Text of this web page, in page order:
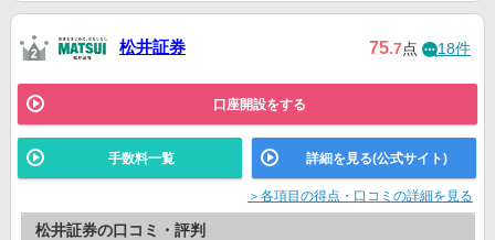
松井証券 75.7点 18件
口座開設をする
手数料一覧 詳細を見る(公式サイト)
＞各項目の得点・口コミの詳細を見る
松井証券の口コミ・評判